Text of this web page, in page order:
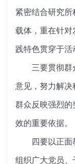
紧密结合研究
载体，重在针
践特色贯穿于活
三要贯彻群众
意见，努力解决
群众反映强烈
效的重要依据。
四要以正面教
组织广大党员、